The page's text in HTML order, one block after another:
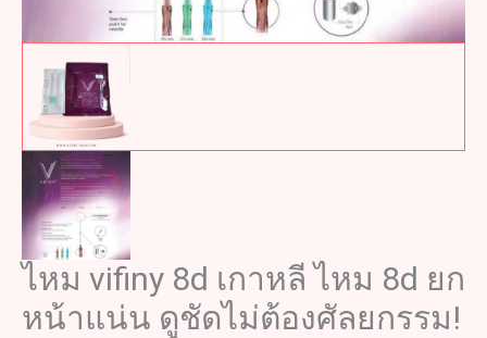
ไหม vifiny 8d เกาหลี ไหม 8d ยก
หน้าแน่น ดูชัดไม่ต้องศัลยกรรม!